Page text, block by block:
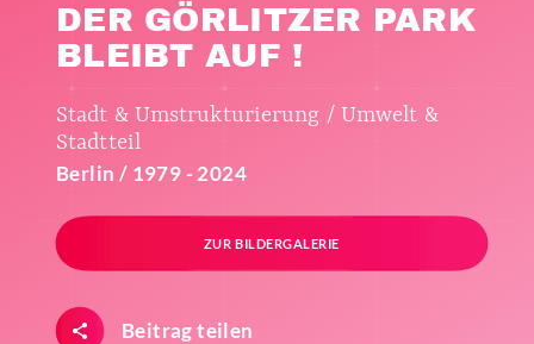
DER GÖRLITZER PARK
BLEIBT AUF !
Stadt & Umstrukturierung / Umwelt &
Stadtteil
Berlin / 1979 - 2024
ZUR BILDERGALERIE
Beitrag teilen